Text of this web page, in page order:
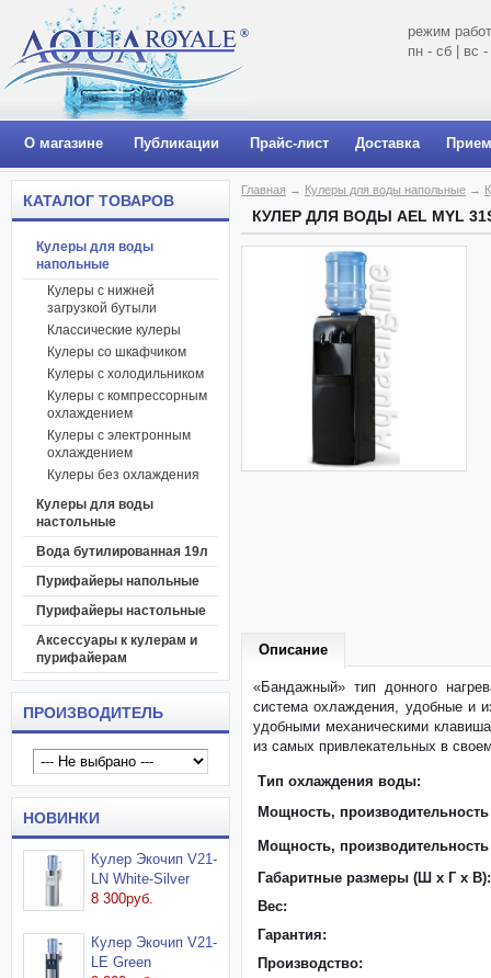
режим
пн - сб | вс
О магазине Публикации Прайс-лист Доставка
КАТАЛОГ ТОВАРОВ
Кулеры для воды
напольные
Кулеры с нижней
загрузкой бутыли
Классические кулеры
Кулеры со шкафчиком
Кулеры с холодильником
Кулеры с компрессорным
охлаждением
Кулеры с электронным
охлаждением
Кулеры без охлаждения
Кулеры для воды
настольные
Вода бутилированная 19л
Пурифайеры напольные
Пурифайеры настольные
Аксессуары к кулерам и
пурифайерам
ПРОИЗВОДИТЕЛЬ
НОВИНКИ
Кулер Экочип V21-
LN White-Silver
8 300руб.
Кулер Экочип V21-
LE Green
Главная → Кулеры для воды напольные →
КУЛЕР ДЛЯ ВОДЫ AEL MYL
Описание
«Бандажный» тип донного
система охлаждения, удобные и
удобными механическими
из самых привлекательных в
Тип охлаждения воды:
Мощность, производительность
Мощность,
Габаритные размеры (Ш x Г x В):
Вес:
Гарантия:
Производство: